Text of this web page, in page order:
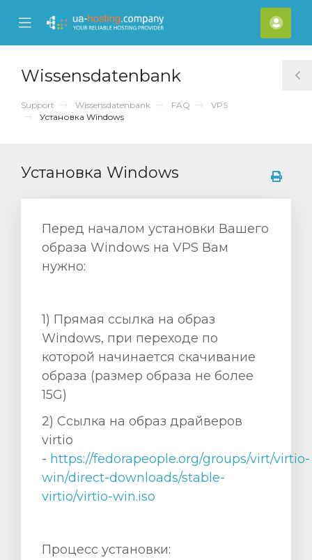
Mobile
Menu
Wissensdatenbank
Support Wissensdatenbank FAQ
VPS
Установка Windows
Установка Windows
Перед началом установки Вашего
образа Windows на VPS Вам
нужно:
1) Прямая ссылка на образ
Windows, при переходе по
которой начинается скачивание
образа (размер образа не более
15G)
2) Ccылка на образ драйверов
virtio
- https://fedorapeople.org/groups/virt/virtio-
win/direct-downloads/stable-
virtio/virtio-win.iso
Процесс установки: